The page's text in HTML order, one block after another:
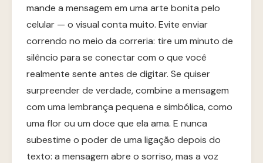
mande a mensagem em uma arte bonita pelo
celular — o visual conta muito. Evite enviar
correndo no meio da correria: tire um minuto de
silêncio para se conectar com o que você
realmente sente antes de digitar. Se quiser
surpreender de verdade, combine a mensagem
com uma lembrança pequena e simbólica, como
uma flor ou um doce que ela ama. E nunca
subestime o poder de uma ligação depois do
texto: a mensagem abre o sorriso, mas a voz